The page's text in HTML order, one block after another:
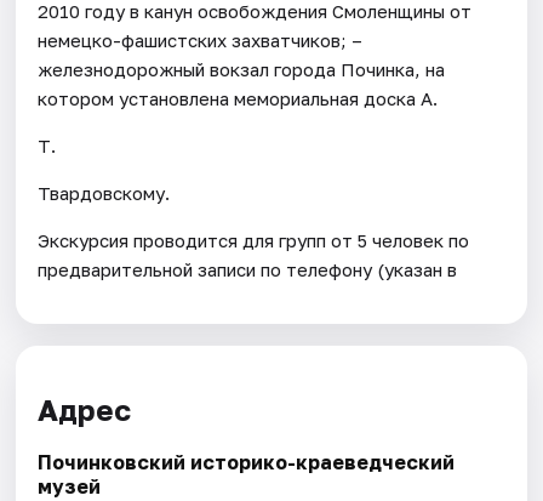
2010 году в канун освобождения Смоленщины от
немецко-фашистских захватчиков; –
железнодорожный вокзал города Починка, на
котором установлена мемориальная доска А.
Т.
Твардовскому.
Экскурсия проводится для групп от 5 человек по
предварительной записи по телефону (указан в
Адрес
Починковский историко-краеведческий
музей